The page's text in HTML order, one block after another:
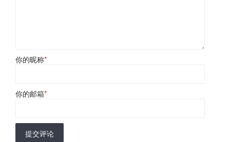
你的昵称*
你的邮箱*
提交评论